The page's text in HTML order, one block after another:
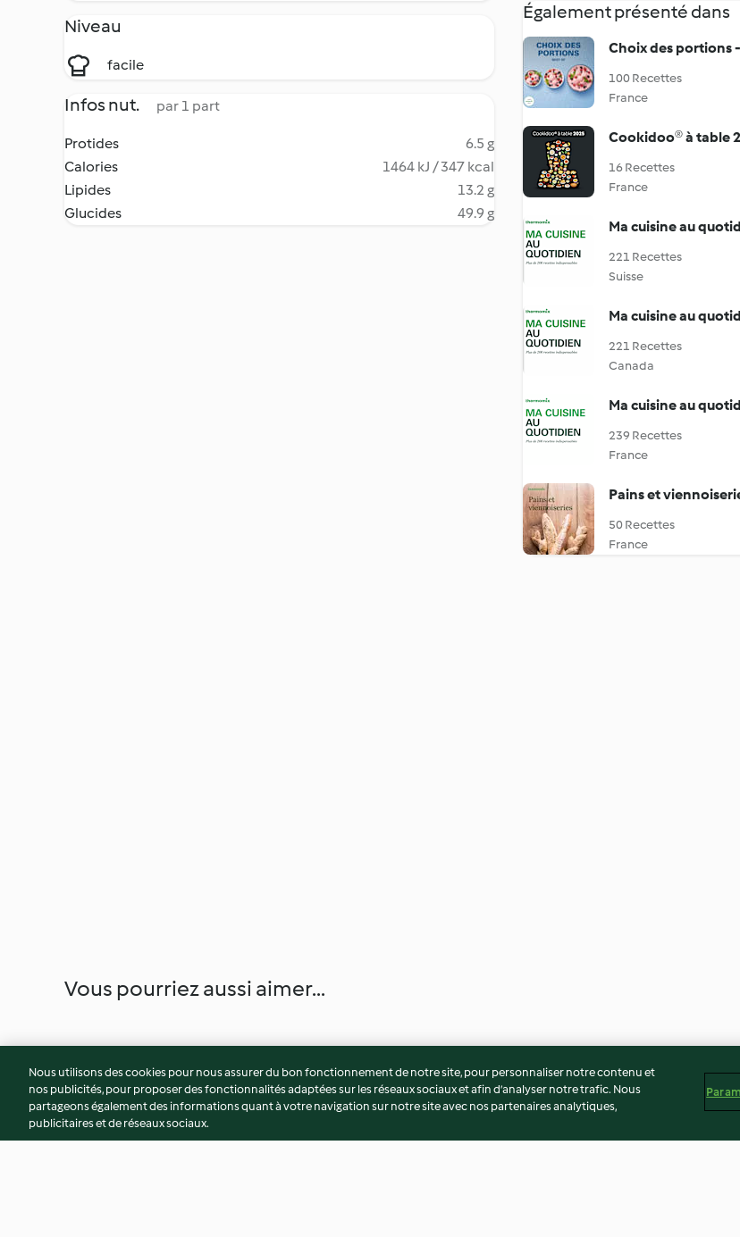
Niveau
facile
Infos nut. par 1 part
Protides
6.5 g
Calories
1464 kJ / 347 kcal
Lipides
13.2 g
Glucides
49.9 g
Également présenté dans
Choix des portions
100 Recettes
France
Cookidoo® à table
16 Recettes
France
Ma cuisine au
221 Recettes
Suisse
Ma cuisine au
221 Recettes
Canada
Ma cuisine au
239 Recettes
France
Pains et
50 Recettes
France
Vous pourriez aussi aimer...
Nous utilisons des cookies pour nous assurer du bon fonctionnement de notre site, pour personnaliser notre contenu et
nos publicités, pour proposer des fonctionnalités adaptées sur les réseaux sociaux et afin d’analyser notre trafic. Nous
partageons également des informations quant à votre navigation sur notre site avec nos partenaires analytiques,
publicitaires et de réseaux sociaux.